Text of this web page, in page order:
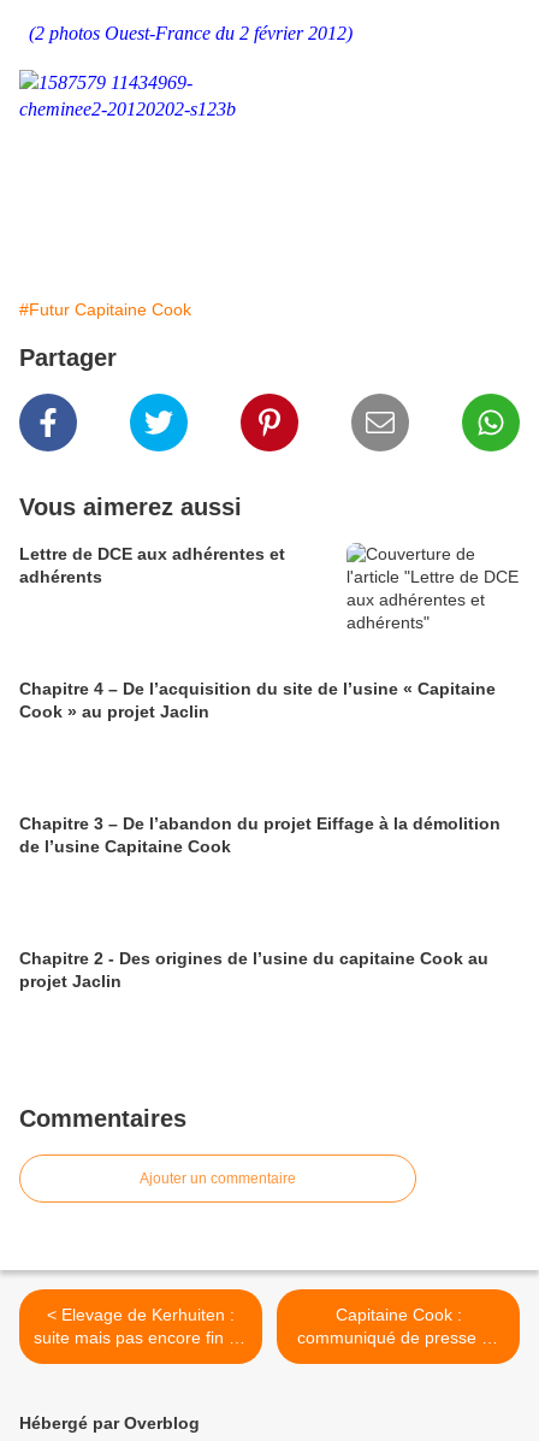
(2 photos Ouest-France du 2 février 2012)
#Futur Capitaine Cook
Partager
Vous aimerez aussi
Lettre de DCE aux adhérentes et
adhérents
Chapitre 4 – De l’acquisition du site de l’usine « Capitaine
Cook » au projet Jaclin
Chapitre 3 – De l’abandon du projet Eiffage à la démolition
de l’usine Capitaine Cook
Chapitre 2 - Des origines de l’usine du capitaine Cook au
projet Jaclin
Commentaires
Ajouter un commentaire
< Elevage de Kerhuiten :
suite mais pas encore fin du
feuilleton...
Capitaine Cook :
communiqué de presse de
l'association DCE >
Hébergé par Overblog